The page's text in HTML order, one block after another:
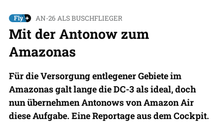
AN-26 ALS BUSCHFLIEGER
Mit der Antonow zum
Amazonas
Für die Versorgung entlegener Gebiete im
Amazonas galt lange die DC-3 als ideal, doch
nun übernehmen Antonows von Amazon Air
diese Aufgabe. Eine Reportage aus dem Cockpit.